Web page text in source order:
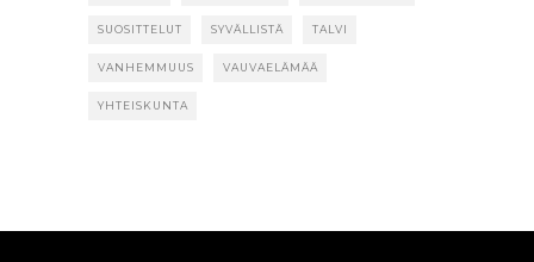
SUOSITTELUT SYVÄLLISTÄ TALVI
VANHEMMUUS VAUVAELÄMÄÄ
YHTEISKUNTA